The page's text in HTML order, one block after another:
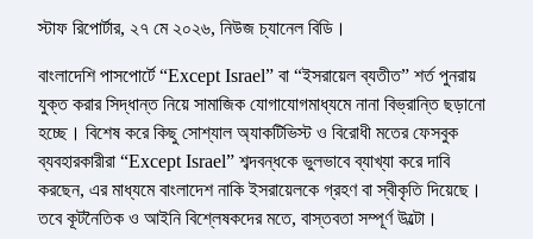
স্টাফ রিপোর্টার, ২৭ মে ২০২৬, নিউজ চ্যানেল বিডি।
বাংলাদেশি পাসপোর্টে “Except Israel” বা “ইসরায়েল ব্যতীত” শর্ত পুনরায়
যুক্ত করার সিদ্ধান্ত নিয়ে সামাজিক যোগাযোগমাধ্যমে নানা বিভ্রান্তি ছড়ানো
হচ্ছে। বিশেষ করে কিছু সোশ্যাল অ্যাকটিভিস্ট ও বিরোধী মতের ফেসবুক
ব্যবহারকারীরা “Except Israel” শব্দবন্ধকে ভুলভাবে ব্যাখ্যা করে দাবি
করছেন, এর মাধ্যমে বাংলাদেশ নাকি ইসরায়েলকে গ্রহণ বা স্বীকৃতি দিয়েছে।
তবে কূটনৈতিক ও আইনি বিশ্লেষকদের মতে, বাস্তবতা সম্পূর্ণ উল্টো।